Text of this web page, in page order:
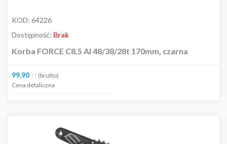
KOD: 64226
Dostępność: Brak
Korba FORCE C8.5 Al 48/38/28t 170mm, czarna
99,90 zł (brutto)
Cena detaliczna